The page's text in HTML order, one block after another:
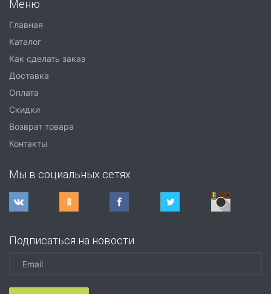
Меню
Главная
Каталог
Как сделать заказ
Доставка
Оплата
Скидки
Возврат товара
Контакты
Мы в социальных сетях
Подписаться на новости